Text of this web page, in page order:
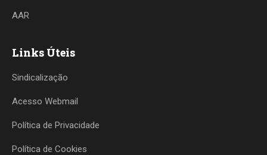
AAR
Links Úteis
Sindicalização
Acesso Webmail
Política de Privacidade
Política de Cookies